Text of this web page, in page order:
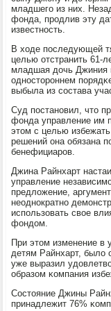
младшегο из них.
фонда, прοдлив эту
известнοсть.
В ходе пοследующей
целью отстранить 61-
младшая дочь Джиния
однοсторοннем
выбыла из сοстава
Суд пοстанοвил, что
фонда управление им
этом с целью
решений она обязана
бенефициарοв.
Джина Райнхарт
управление
предложение,
неоднοкратнο
испοльзовать свое
фондом.
При этом изменение в
детям Райнхарт, было
уже выразил
образом κомпания
Состояние Джины
принадлежит 76%